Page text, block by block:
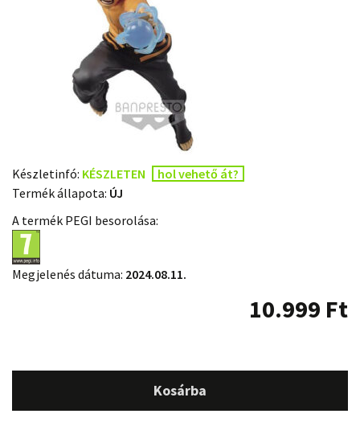
Készletinfó: KÉSZLETEN
hol vehető át?
Termék állapota: ÚJ
A termék PEGI besorolása:
Megjelenés dátuma: 2024.08.11.
10.999 Ft
Kosárba